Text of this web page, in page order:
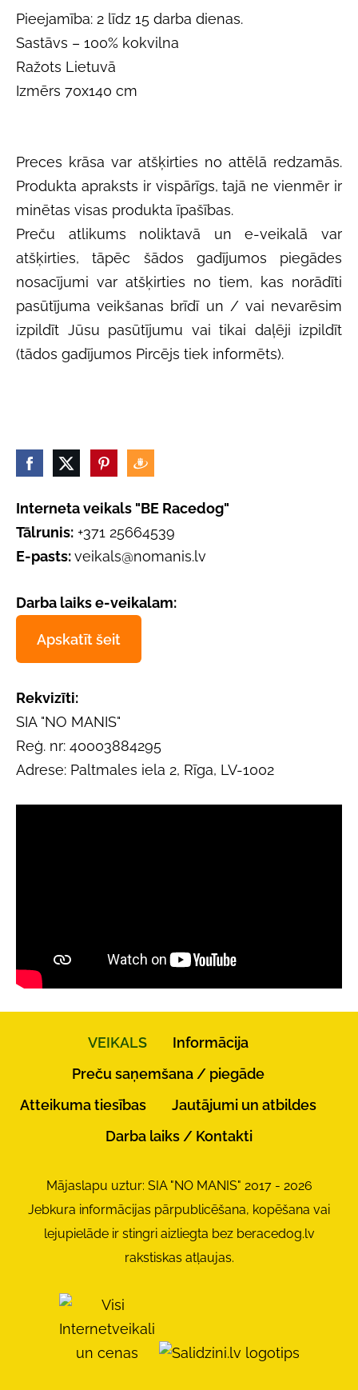
Interneta veikals "BE Racedog"
Tālrunis: +371 25664539
E-pasts:veikals@nomanis.lv
Darba laiks e-veikalam:
Apskatīt šeit
Rekvizīti:
SIA "NO MANIS"
Reģ. nr: 40003884295
Adrese: Paltmales iela 2, Rīga, LV-1002
Pieejamība: 2 līdz 15 darba dienas.
Sastāvs – 100% kokvilna
Ražots Lietuvā
Izmērs 70x140 cm
Preces krāsa var atšķirties no attēlā redzamās.
Produkta apraksts ir vispārīgs, tajā ne vienmēr ir
minētas visas produkta īpašības.
Preču atlikums noliktavā un e-veikalā var
atšķirties, tāpēc šādos gadījumos piegādes
nosacījumi var atšķirties no tiem, kas norādīti
pasūtījuma veikšanas brīdī un / vai nevarēsim
izpildīt Jūsu pasūtījumu vai tikai daļēji izpildīt
(tādos gadījumos Pircējs tiek informēts).
VEIKALS
Informācija
Preču saņemšana / piegāde
Atteikuma tiesības
Jautājumi un atbildes
Darba laiks / Kontakti
Mājaslapu uztur: SIA "NO MANIS" 2017 - 2026
Jebkura informācijas pārpublicēšana, kopēšana vai
lejupielāde ir stingri aizliegta bez beracedog.lv
rakstiskas atļaujas.